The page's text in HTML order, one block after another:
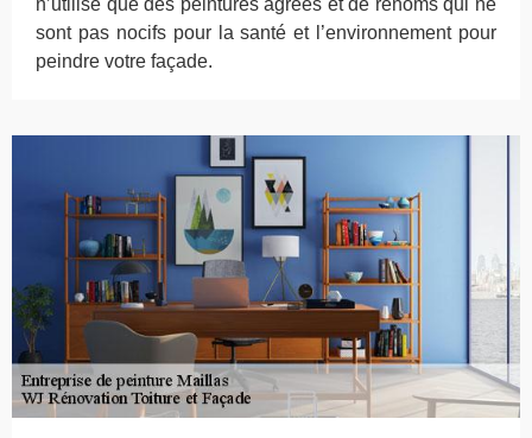
n’utilise que des peintures agrées et de renoms qui ne
sont pas nocifs pour la santé et l’environnement pour
peindre votre façade.